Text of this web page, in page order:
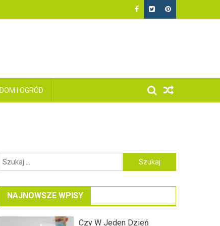
DOM I OGRÓD
Szukaj:
NAJNOWSZE WPISY
Czy W Jeden Dzień